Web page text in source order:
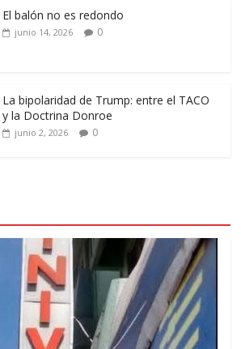
El balón no es redondo
junio 14, 2026 0
La bipolaridad de Trump: entre el TACO
y la Doctrina Donroe
junio 2, 2026 0